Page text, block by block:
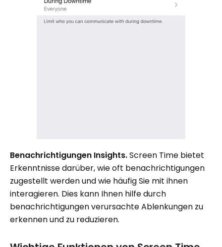
Benachrichtigungen Insights.Screen Time bietet
Erkenntnisse darüber, wie oft benachrichtigungen
zugestellt werden und wie häufig Sie mit ihnen
interagieren. Dies kann Ihnen hilfe durch
benachrichtigungen verursachte Ablenkungen zu
erkennen und zu reduzieren.